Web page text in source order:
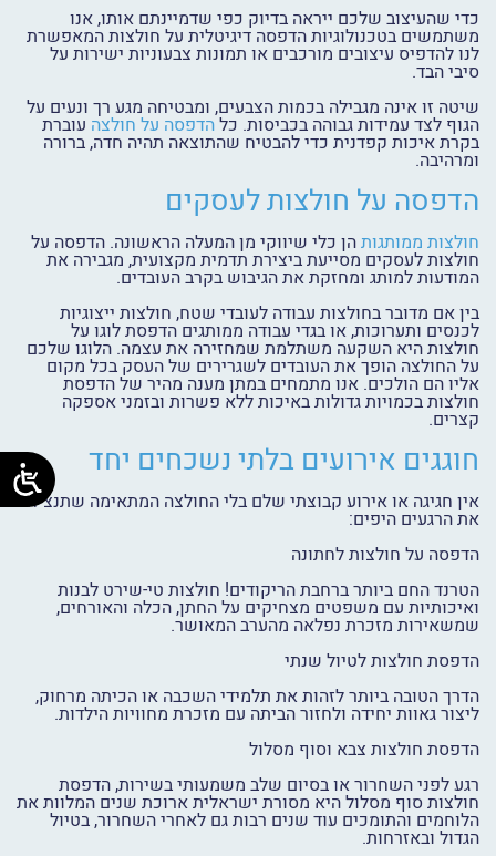
כדי שהעיצוב שלכם ייראה בדיוק כפי שדמיינתם אותו, אנו
משתמשים בטכנולוגיות הדפסה דיגיטלית על חולצות המאפשרת
לנו להדפיס עיצובים מורכבים או תמונות צבעוניות ישירות על
סיבי הבד.
שיטה זו אינה מגבילה בכמות הצבעים, ומבטיחה מגע רך ונעים על
הגוף לצד עמידות גבוהה בכביסות. כלהדפסה על חולצה עוברת
בקרת איכות קפדנית כדי להבטיח שהתוצאה תהיה חדה, ברורה
ומרהיבה.
הדפסה על חולצות לעסקים
חולצות ממותגותהן כלי שיווקי מן המעלה הראשונה. הדפסה על
חולצות לעסקים מסייעת ביצירת תדמית מקצועית, מגבירה את
המודעות למותג ומחזקת את הגיבוש בקרב העובדים.
בין אם מדובר בחולצות עבודה לעובדי שטח, חולצות ייצוגיות
לכנסים ותערוכות, או בגדי עבודה ממותגים הדפסת לוגו על
חולצות היא השקעה משתלמת שמחזירה את עצמה. הלוגו שלכם
על החולצה הופך את העובדים לשגרירים של העסק בכל מקום
אליו הם הולכים. אנו מתמחים במתן מענה מהיר של הדפסת
חולצות בכמויות גדולות באיכות ללא פשרות ובזמני אספקה
קצרים.
חוגגים אירועים בלתי נשכחים יחד
אין חגיגה או אירוע קבוצתי שלם בלי החולצה המתאימה שתנציח
את הרגעים היפים:
הדפסה על חולצות לחתונה
הטרנד החם ביותר ברחבת הריקודים! חולצות טי-שירט לבנות
ואיכותיות עם משפטים מצחיקים על החתן, הכלה והאורחים,
שמשאירות מזכרת נפלאה מהערב המאושר.
הדפסת חולצות לטיול שנתי
הדרך הטובה ביותר לזהות את תלמידי השכבה או הכיתה מרחוק,
ליצור גאוות יחידה ולחזור הביתה עם מזכרת מחוויות הילדות.
הדפסת חולצות צבא וסוף מסלול
רגע לפני השחרור או בסיום שלב משמעותי בשירות, הדפסת
חולצות סוף מסלול היא מסורת ישראלית ארוכת שנים המלוות את
הלוחמים והתומכים עוד שנים רבות גם לאחרי השחרור, בטיול
הגדול ובאזרחות.